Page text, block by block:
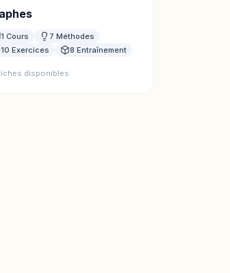
1 Cours
7 Méthodes
10 Exercices
8 Entraînement
disponibles